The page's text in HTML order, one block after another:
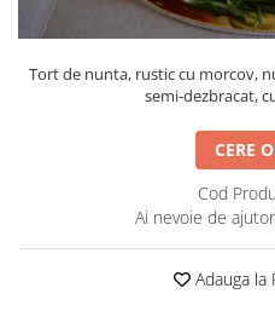
Tort de nunta, rustic cu morcov,
semi-dezbracat,
CERE
Cod
Ai nevoie de
Adauga la